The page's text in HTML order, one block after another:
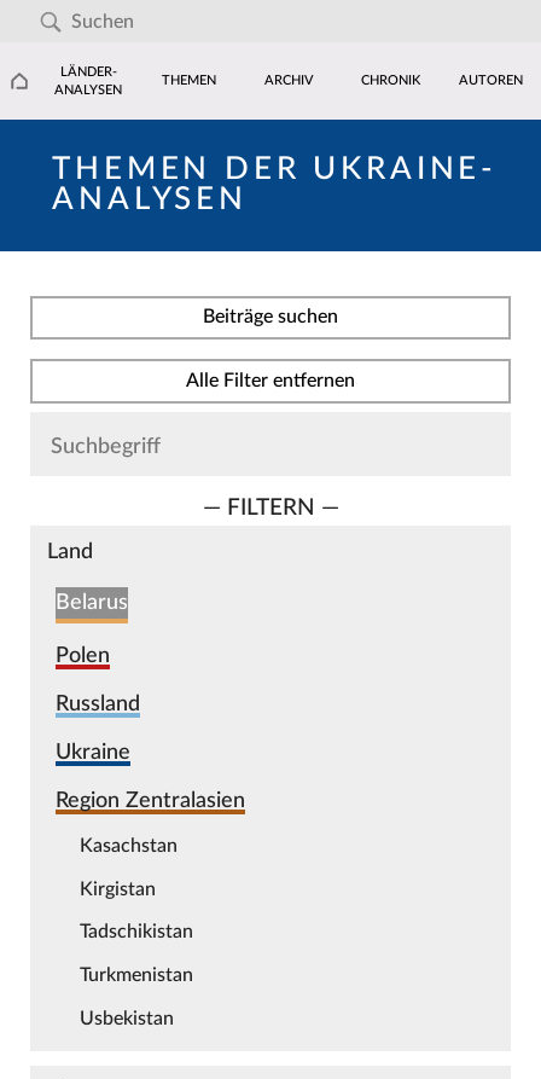
LÄNDER-
ANALYSEN
THEMEN ARCHIV CHRONIK AUTOREN
THEMEN DER UKRAINE-
ANALYSEN
Beiträge suchen
Alle Filter entfernen
— FILTERN —
Land
Belarus
Polen
Russland
Ukraine
Region Zentralasien
Kasachstan
Kirgistan
Tadschikistan
Turkmenistan
Usbekistan